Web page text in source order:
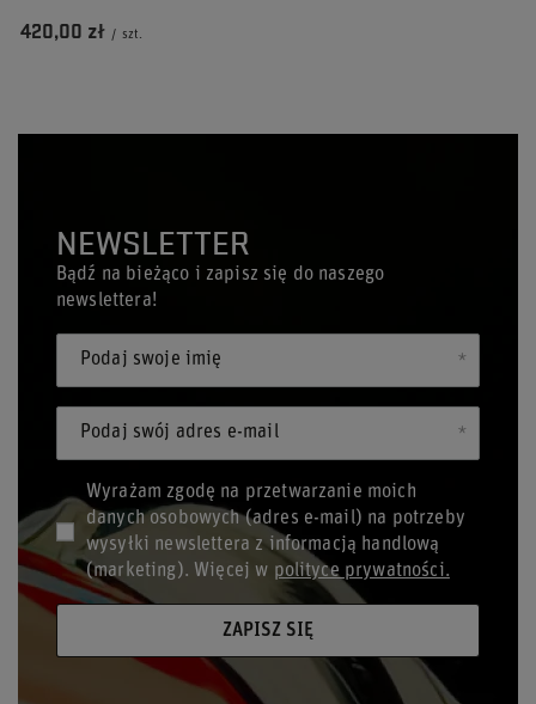
420,00 zł / szt.
NEWSLETTER
Bądź na bieżąco i zapisz się do naszego
newslettera!
Podaj swoje imię
Podaj swój adres e-mail
Wyrażam zgodę na przetwarzanie moich
danych osobowych (adres e-mail) na potrzeby
wysyłki newslettera z informacją handlową
(marketing). Więcej w polityce prywatności.
ZAPISZ SIĘ